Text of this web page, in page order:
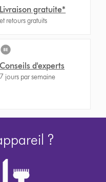
Livraison gratuite*
et retours gratuits
Conseils d'experts
7 jours par semaine
?